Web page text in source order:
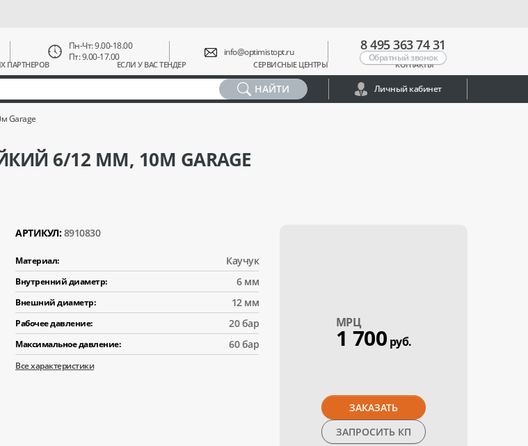
ПАРТНЕРОВ ЕСЛИ У ВАС ТЕНДЕР СЕРВИСНЫЕ ЦЕНТРЫ КОНТАКТЫ
Пн-Чт: 9.00-18.00
Пт: 9.00-17.00
info@optimistopt.ru 8 495 363 74 31
Обратный звонок
НАЙТИ Личный кабинет
Garage
6/12 ММ, 10М GARAGE
АРТИКУЛ: 8910830
Материал: Каучук
Внутренний диаметр: 6 мм
Внешний диаметр: 12 мм
Рабочее давление: 20 бар
Максимальное давление: 60 бар
Все характеристики
МPЦ
1 700 руб.
ЗАКАЗАТЬ
ЗАПРОСИТЬ КП